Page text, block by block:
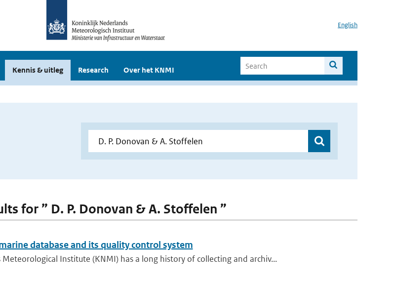
English
Kennis & uitleg Research Over het KNMI
for ” D. P. Donovan & A. Stoffelen ”
database and its quality control system
Institute (KNMI) has a long history of collecting and archiv...